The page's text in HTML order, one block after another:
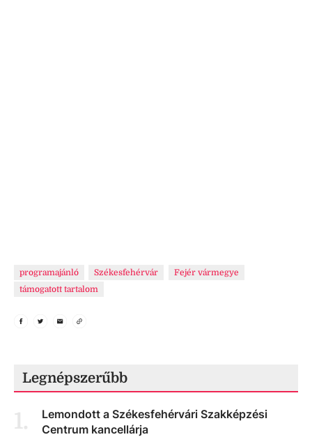
programajánló Székesfehérvár
Fejér vármegye
támogatott tartalom
Legnépszerűbb
1.
Lemondott a Székesfehérvári Szakképzési
Centrum kancellárja